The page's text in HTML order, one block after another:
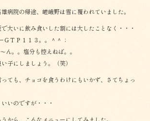
病院の帰途、嵯峨野は雪に覆われていました。
大いに飲み食いした割には大したことなく・・・
ＧＴＰ１１３。。＾＾；
ん。。塩分も控えねば。。
子にしましょう。（笑）
ても、チョコを食うわけにもいかず、さてちょっ
いのですが・・・